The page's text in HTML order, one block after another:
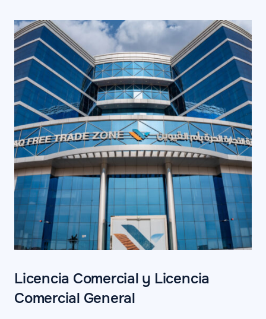
Licencia Comercial y Licencia
Comercial General